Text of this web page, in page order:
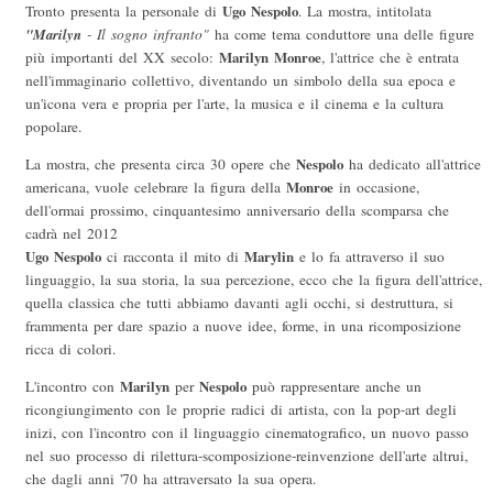
Tronto presenta la personale di Ugo Nespolo. La mostra, intitolata
"Marilyn - Il sogno infranto" ha come tema conduttore una delle figure
più importanti del XX secolo: Marilyn Monroe, l'attrice che è entrata
nell'immaginario collettivo, diventando un simbolo della sua epoca e
un'icona vera e propria per l'arte, la musica e il cinema e la cultura
popolare.
La mostra, che presenta circa 30 opere che Nespolo ha dedicato all'attrice
americana, vuole celebrare la figura della Monroe in occasione,
dell'ormai prossimo, cinquantesimo anniversario della scomparsa che
cadrà nel 2012
Ugo Nespolo ci racconta il mito di Marylin e lo fa attraverso il suo
linguaggio, la sua storia, la sua percezione, ecco che la figura dell'attrice,
quella classica che tutti abbiamo davanti agli occhi, si destruttura, si
frammenta per dare spazio a nuove idee, forme, in una ricomposizione
ricca di colori.
L'incontro con Marilyn per Nespolo può rappresentare anche un
ricongiungimento con le proprie radici di artista, con la pop-art degli
inizi, con l'incontro con il linguaggio cinematografico, un nuovo passo
nel suo processo di rilettura-scomposizione-reinvenzione dell'arte altrui,
che dagli anni '70 ha attraversato la sua opera.